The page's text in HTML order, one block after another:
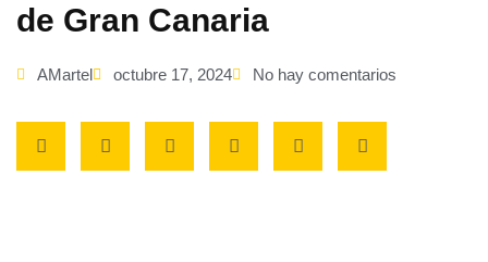
de Gran Canaria
AMartel octubre 17, 2024 No hay comentarios